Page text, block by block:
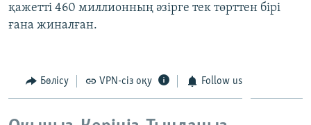
қажетті 460 миллионның әзірге тек төрттен бірі
ғана жиналған.
Бөлісу VPN-сіз оқу Follow us